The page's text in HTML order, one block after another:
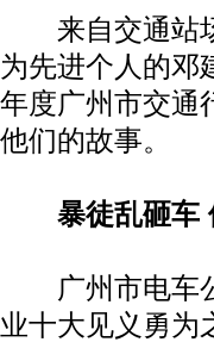
来自交通站场
为先进个人的邓
年度广州市交通
他们的故事。
暴徒乱砸车
广州市电车公
业十大见义勇为